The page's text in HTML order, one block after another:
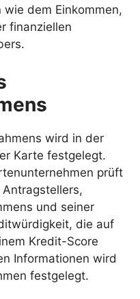
dem Einkommen,
finanziellen
wird in der
Karte festgelegt.
prüft
und seiner
die auf
Kredit-Score
Informationen wird
festgelegt.